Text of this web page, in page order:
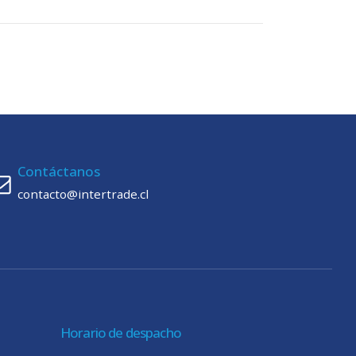
Contáctanos
contacto@intertrade.cl
Horario de despacho